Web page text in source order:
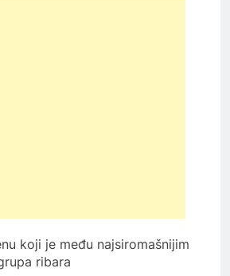
koji je među najsiromašnijim
ribara